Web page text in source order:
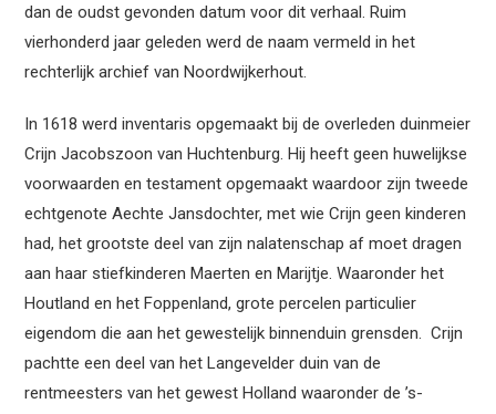
dan de oudst gevonden datum voor dit verhaal. Ruim
vierhonderd jaar geleden werd de naam vermeld in het
rechterlijk archief van Noordwijkerhout.
In 1618 werd inventaris opgemaakt bij de overleden duinmeier
Crijn Jacobszoon van Huchtenburg. Hij heeft geen huwelijkse
voorwaarden en testament opgemaakt waardoor zijn tweede
echtgenote Aechte Jansdochter, met wie Crijn geen kinderen
had, het grootste deel van zijn nalatenschap af moet dragen
aan haar stiefkinderen Maerten en Marijtje. Waaronder het
Houtland en het Foppenland, grote percelen particulier
eigendom die aan het gewestelijk binnenduin grensden. Crijn
pachtte een deel van het Langevelder duin van de
rentmeesters van het gewest Holland waaronder de ’s-